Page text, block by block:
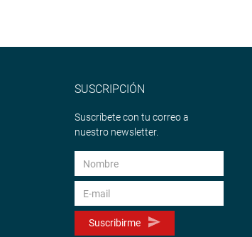
SUSCRIPCIÓN
Suscríbete con tu correo a
nuestro newsletter.
Suscribirme